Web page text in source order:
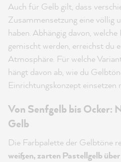
Auch für Gelb gilt, dass
Zusammensetzung eine völlig
haben. Abhängig davon,
gemischt werden, erreichst du
Atmosphäre. Für welche
hängt davon ab, wie du
Einrichtungskonzept einsetzen
Von Senfgelb bis Ocker:
Gelb
Die Farbpalette der Gelbtöne
weißen, zarten Pastellgelb